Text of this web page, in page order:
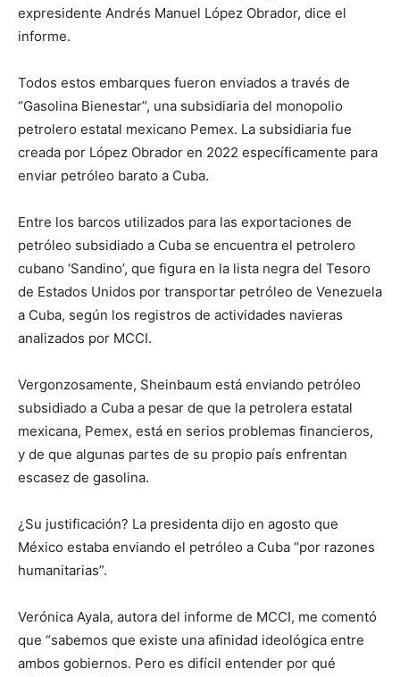
expresidente Andrés Manuel López Obrador, dice el
informe.
Todos estos embarques fueron enviados a través de
“Gasolina Bienestar”, una subsidiaria del monopolio
petrolero estatal mexicano Pemex. La subsidiaria fue
creada por López Obrador en 2022 específicamente para
enviar petróleo barato a Cuba.
Entre los barcos utilizados para las exportaciones de
petróleo subsidiado a Cuba se encuentra el petrolero
cubano ‘Sandino’, que figura en la lista negra del Tesoro
de Estados Unidos por transportar petróleo de Venezuela
a Cuba, según los registros de actividades navieras
analizados​​ por MCCI.
Vergonzosamente, Sheinbaum está enviando petróleo
subsidiado a Cuba a pesar de que la petrolera estatal
mexicana, Pemex, está en serios problemas financieros,
y de que algunas partes de su propio país enfrentan
escasez de gasolina.
¿Su justificación? La presidenta dijo en agosto que
México estaba enviando el petróleo a Cuba “por razones
humanitarias”.
Verónica Ayala, autora del informe de MCCI, me comentó
que “sabemos que existe una afinidad ideológica entre
ambos gobiernos. Pero es difícil entender por qué